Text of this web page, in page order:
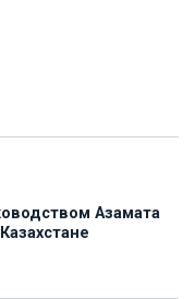
Азамата